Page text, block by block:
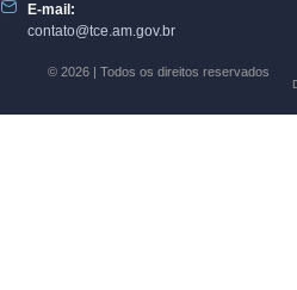
E-mail:
contato@tce.am.gov.br
© 2026 | Todos os direitos reservados